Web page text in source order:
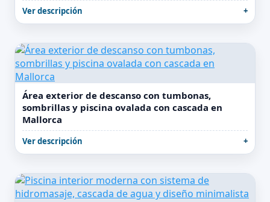
Ver descripción
Área exterior de descanso con tumbonas,
sombrillas y piscina ovalada con cascada en
Mallorca
Ver descripción